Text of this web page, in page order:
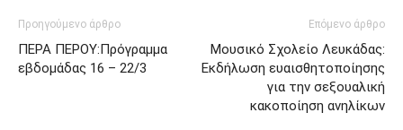
Προηγούμενο άρθρο
ΠΕΡΑ ΠΕΡΟΥ:Πρόγραμμα
εβδομάδας 16 – 22/3
Επόμενο άρθρο
Μουσικό Σχολείο Λευκάδας:
Εκδήλωση ευαισθητοποίησης
για την σεξουαλική
κακοποίηση ανηλίκων